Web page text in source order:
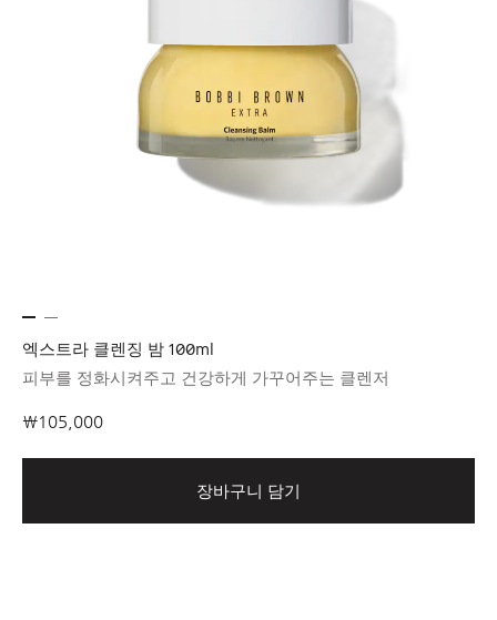
엑스트라 클렌징 밤 100ml
피부를 정화시켜주고 건강하게 가꾸어주는 클렌저
₩105,000
장바구니 담기